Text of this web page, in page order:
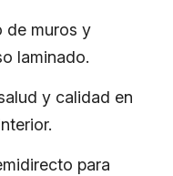
de muros y
laminado.
y calidad en
para